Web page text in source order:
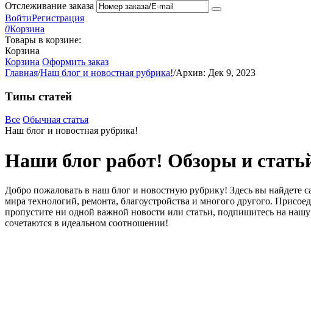
Отслеживание заказа
ВойтиРегистрация
0Корзина
Товары в корзине:
Корзина
Корзина Оформить заказ
Главная/Наш блог и новостная рубрика!/Архив: Дек 9, 2023
Типы статей
Все Обычная статья
Наш блог и новостная рубрика!
Наши блог работ! Обзоры и
Добро пожаловать в наш блог и новостную рубрику! Здесь вы найдете
мира технологий, ремонта, благоустройства и многого другого.
пропустите ни одной важной новости или статьи, подпишитесь на
сочетаются в идеальном соотношении!